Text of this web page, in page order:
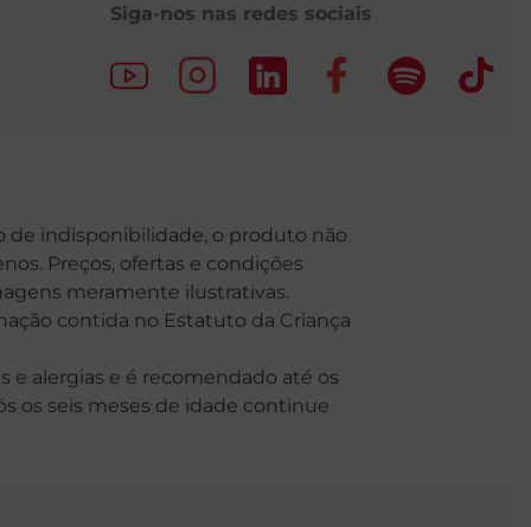
Siga-nos nas redes sociais
de indisponibilidade, o produto não
Preços, ofertas e condições
meramente ilustrativas.
contida no Estatuto da Criança
e alergias e é recomendado até os
os seis meses de idade continue